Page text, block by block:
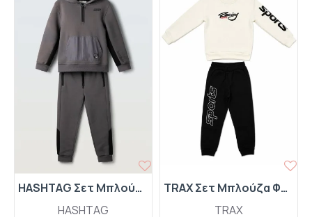
HASHTAG
HASHTAG Σετ Μπλούζα Φούτερ με Κουκούλα Half Zip και Παντελόνι Φόρμας 267703 Γκρι
TRAX
TRAX Σετ Μπλούζα Φούτερ και Παντελόνι Φόρμας "Racing" 50853 Βανίλια